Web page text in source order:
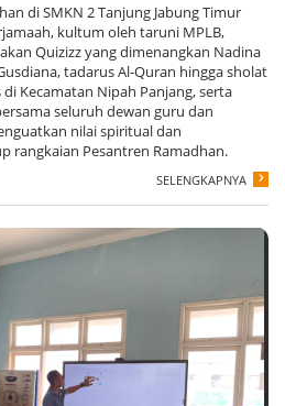
di SMKN 2 Tanjung Jabung Timur
kultum oleh taruni MPLB,
Quizizz yang dimenangkan Nadina
tadarus Al-Quran hingga sholat
Kecamatan Nipah Panjang, serta
seluruh dewan guru dan
nilai spiritual dan
rangkaian Pesantren Ramadhan.
SELENGKAPNYA